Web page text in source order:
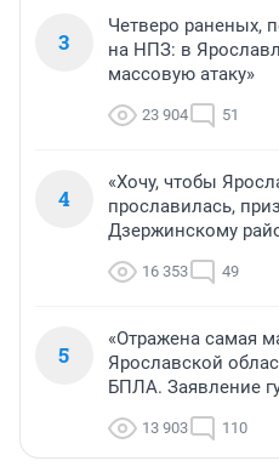
3
Четверо раненых,
на НПЗ: в
массовую атаку»
23 904 51
4
«Хочу, чтобы
прославилась,
Дзержинскому
16 353 49
5
«Отражена самая
Ярославской
БПЛА. Заявление
13 903 110